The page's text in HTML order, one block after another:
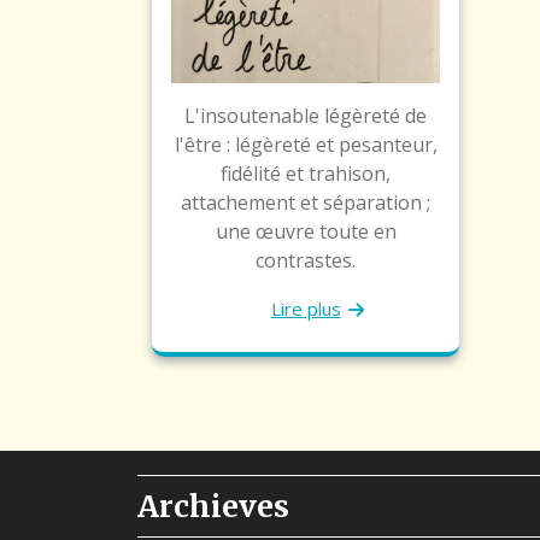
L'insoutenable légèreté de
l'être : légèreté et pesanteur,
fidélité et trahison,
attachement et séparation ;
une œuvre toute en
contrastes.
Lire plus
Archieves